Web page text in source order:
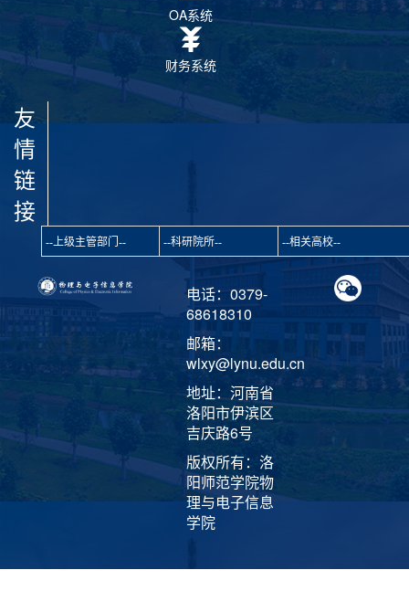
OA系统
财务系统
友
情
链
接
电话：0379-
68618310
邮箱：
wlxy@lynu.edu.cn
地址：河南省
洛阳市伊滨区
吉庆路6号
版权所有：洛
阳师范学院物
理与电子信息
学院